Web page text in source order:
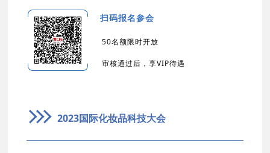
扫码报名参会
50名额限时开放
审核通过后，享VIP待遇
2023国际化妆品科技大会